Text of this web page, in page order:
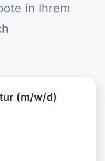
in Ihrem
(m/w/d)